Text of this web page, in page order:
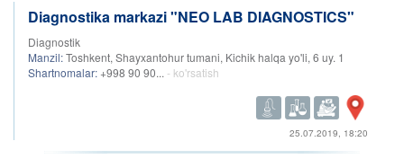
Diagnostika markazi "NEO LAB DIAGNOSTICS"
Diagnostik
Manzil:Toshkent, Shayxantohur tumani, Kichik halqa yo'li, 6 uy. 1
Shartnomalar: +998 90 90... - ko'rsatish
25.07.2019, 18:20